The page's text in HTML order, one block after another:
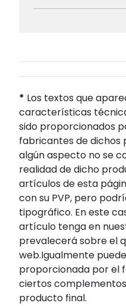
* Los textos que
características
sido proporcionados
fabricantes de dichos
algún aspecto no se
realidad de dicho
artículos de esta
con su PVP, pero
tipográfico. En este
artículo tenga en
prevalecerá sobre el
web.Igualmente
proporcionada por el
ciertos
producto final.